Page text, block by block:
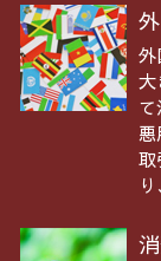
外
大
取